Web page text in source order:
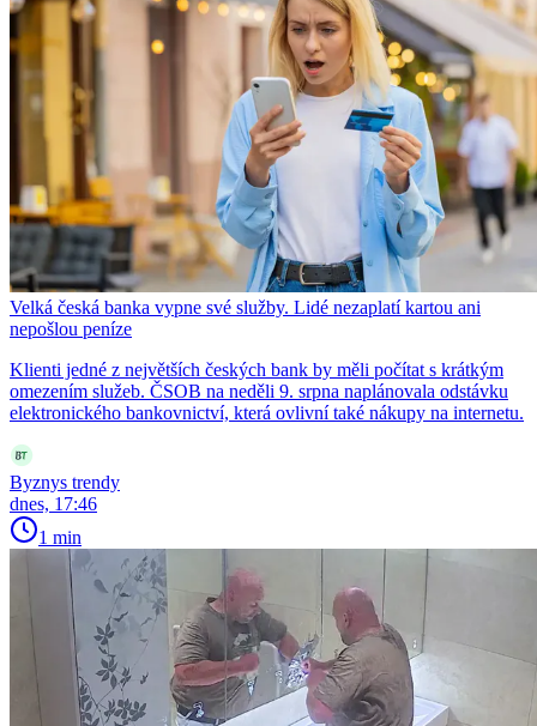
Velká česká banka vypne své služby. Lidé nezaplatí kartou ani
nepošlou peníze
Klienti jedné z největších českých bank by měli počítat s krátkým
omezením služeb. ČSOB na neděli 9. srpna naplánovala odstávku
elektronického bankovnictví, která ovlivní také nákupy na internetu.
Byznys trendy
dnes, 17:46
1 min